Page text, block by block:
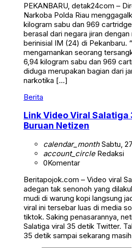
PEKANBARU, detak24com –
Narkoba Polda Riau
kilogram sabu dan 969
berasal dari negara jiran
berinisial IM (24) di Pekanbaru.
mengamankan seorang
6,94 kilogram sabu dan 969
diduga merupakan bagian dari
narkotika […]
Berita
Link Video Viral Salatiga
Buruan Netizen
calendar_monthSabtu,
account_circleRedaksi
0Komentar
Beritapojok.com – Video viral
adegan tak senonoh yang
mudi di warung kopi langsung
viral ini tersebar luas di media
tiktok. Saking penasarannya,
Salatiga viral 35 detik Twitter.
35 detik sampai sekarang